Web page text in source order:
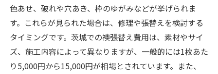
色あせ、破れや穴あき、枠のゆがみなどが挙げられま
す。これらが見られた場合は、修理や張替えを検討する
タイミングです。茨城での襖張替え費用は、素材やサイ
ズ、施工内容によって異なりますが、一般的には1枚あた
り5,000円から15,000円が相場とされています。また、